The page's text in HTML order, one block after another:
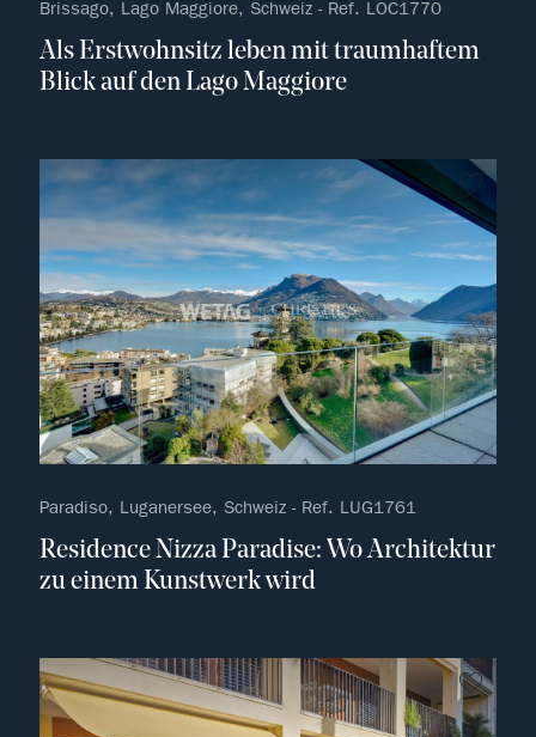
Brissago, Lago Maggiore, Schweiz - Ref. LOC1770
Als Erstwohnsitz leben mit traumhaftem
Blick auf den Lago Maggiore
kein
Paradiso, Luganersee, Schweiz - Ref. LUG1761
Residence Nizza Paradise: Wo Architektur
zu einem Kunstwerk wird
kein